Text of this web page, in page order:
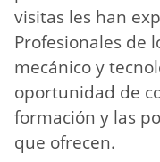
visitas les han
Profesionales de
mecánico y
oportunidad de
formación y las
que ofrecen.